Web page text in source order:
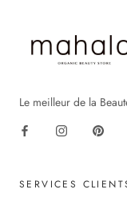
Le meilleur de la
SERVICES